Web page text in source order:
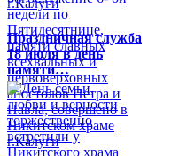
Праздничная служба
18 июля в день
памяти…